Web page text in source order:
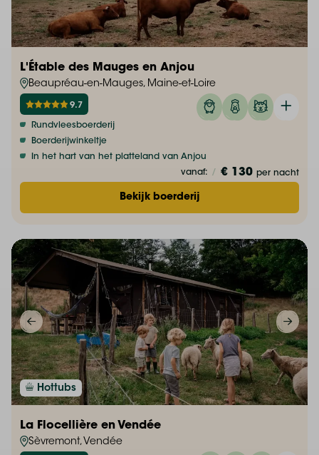
L'Étable des Mauges en Anjou
Beaupréau-en-Mauges, Maine-et-Loire
9.7
Rundvleesboerderij
Boerderijwinkeltje
In het hart van het platteland van Anjou
vanaf: / € 130 per nacht
Bekijk boerderij
Hottubs
La Flocellière en Vendée
Sèvremont, Vendée